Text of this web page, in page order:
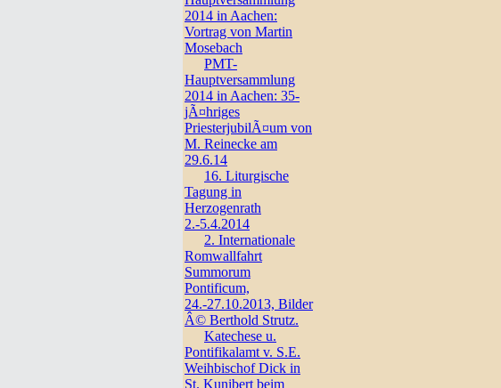
2014 in Aachen:
Vortrag von Martin
Mosebach
PMT-
Hauptversammlung
2014 in Aachen: 35-
jÃ¤hriges
PriesterjubilÃ¤um von
M. Reinecke am
29.6.14
16. Liturgische
Tagung in
Herzogenrath
2.-5.4.2014
2. Internationale
Romwallfahrt
Summorum
Pontificum,
24.-27.10.2013, Bilder
Â© Berthold Strutz.
Katechese u.
Pontifikalamt v. S.E.
Weihbischof Dick in
St. Kunibert beim